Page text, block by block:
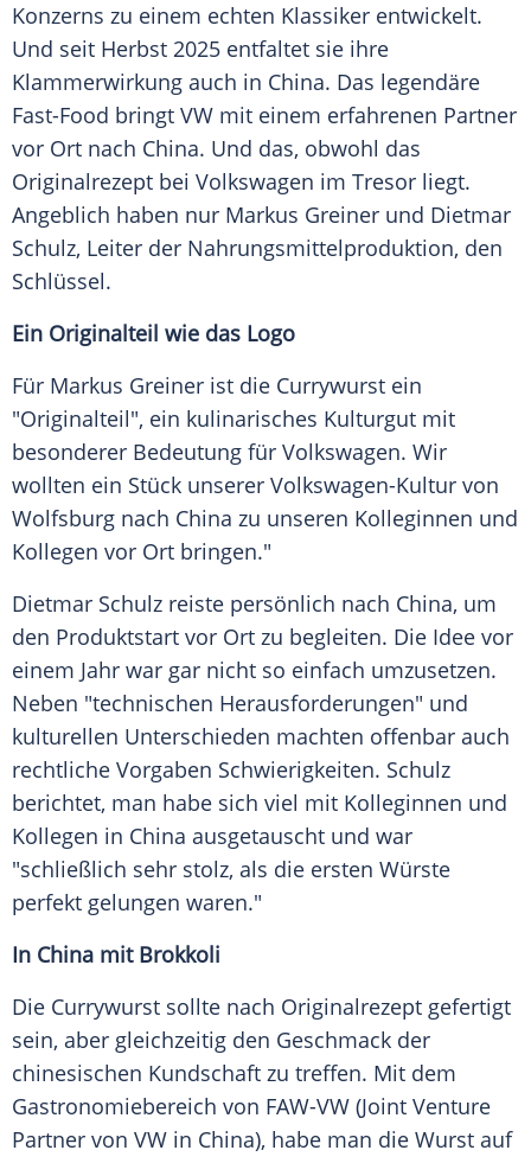
Konzerns zu einem echten Klassiker entwickelt.
Und seit Herbst 2025 entfaltet sie ihre
Klammerwirkung auch in China. Das legendäre
Fast-Food bringt VW mit einem erfahrenen Partner
vor Ort nach China. Und das, obwohl das
Originalrezept bei Volkswagen im Tresor liegt.
Angeblich haben nur Markus Greiner und Dietmar
Schulz, Leiter der Nahrungsmittelproduktion, den
Schlüssel.
Ein Originalteil wie das Logo
Für Markus Greiner ist die Currywurst ein
"Originalteil", ein kulinarisches Kulturgut mit
besonderer Bedeutung für Volkswagen. Wir
wollten ein Stück unserer Volkswagen-Kultur von
Wolfsburg nach China zu unseren Kolleginnen und
Kollegen vor Ort bringen."
Dietmar Schulz reiste persönlich nach China, um
den Produktstart vor Ort zu begleiten. Die Idee vor
einem Jahr war gar nicht so einfach umzusetzen.
Neben "technischen Herausforderungen" und
kulturellen Unterschieden machten offenbar auch
rechtliche Vorgaben Schwierigkeiten. Schulz
berichtet, man habe sich viel mit Kolleginnen und
Kollegen in China ausgetauscht und war
"schließlich sehr stolz, als die ersten Würste
perfekt gelungen waren."
In China mit Brokkoli
Die Currywurst sollte nach Originalrezept gefertigt
sein, aber gleichzeitig den Geschmack der
chinesischen Kundschaft zu treffen. Mit dem
Gastronomiebereich von FAW-VW (Joint Venture
Partner von VW in China), habe man die Wurst auf